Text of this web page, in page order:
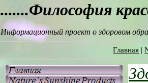
.......Философия
Информационный проект о здоровом
Главная |